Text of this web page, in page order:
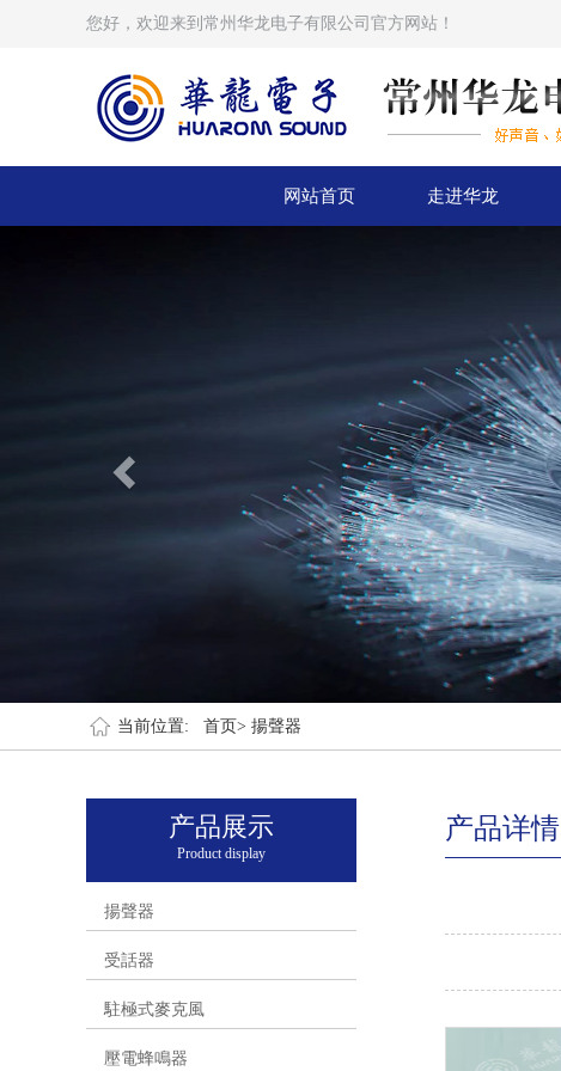
您好，欢迎来到常州华龙电子有限公司官方网站！
网站首页 走进华龙
当前位置: 首页> 揚聲器
产品展示
Product display
揚聲器
受話器
駐極式麥克風
壓電蜂鳴器
产品详情